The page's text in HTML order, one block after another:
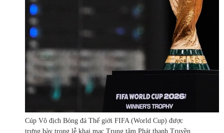
Cúp Vô địch Bóng đá Thế giới FIFA (World Cup) được
trưng bày trong lễ khai mạc Trung tâm Phát thanh Truyền